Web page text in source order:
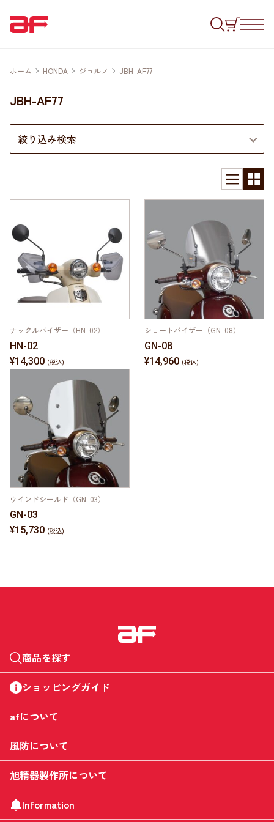
ホーム HONDA ジョルノ JBH-AF77
JBH-AF77
絞り込み検索
ナックルバイザー（HN-02）
HN-02
¥14,300
ショートバイザー（GN-08）
GN-08
¥14,960
ウインドシールド（GN-03）
GN-03
¥15,730
商品を探す
ショッピングガイド
afについて
風防について
旭精器製作所について
Information